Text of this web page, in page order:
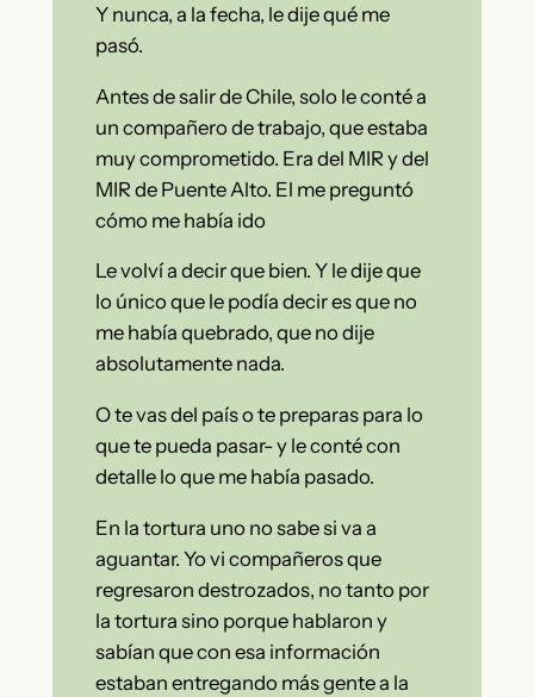
Y nunca, a la fecha, le dije qué me
pasó.
Antes de salir de Chile, solo le conté a
un compañero de trabajo, que estaba
muy comprometido. Era del MIR y del
MIR de Puente Alto. El me preguntó
cómo me había ido
Le volví a decir que bien. Y le dije que
lo único que le podía decir es que no
me había quebrado, que no dije
absolutamente nada.
O te vas del país o te preparas para lo
que te pueda pasar- y le conté con
detalle lo que me había pasado.
En la tortura uno no sabe si va a
aguantar. Yo vi compañeros que
regresaron destrozados, no tanto por
la tortura sino porque hablaron y
sabían que con esa información
estaban entregando más gente a la